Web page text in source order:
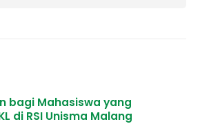
bagi Mahasiswa yang
di RSI Unisma Malang